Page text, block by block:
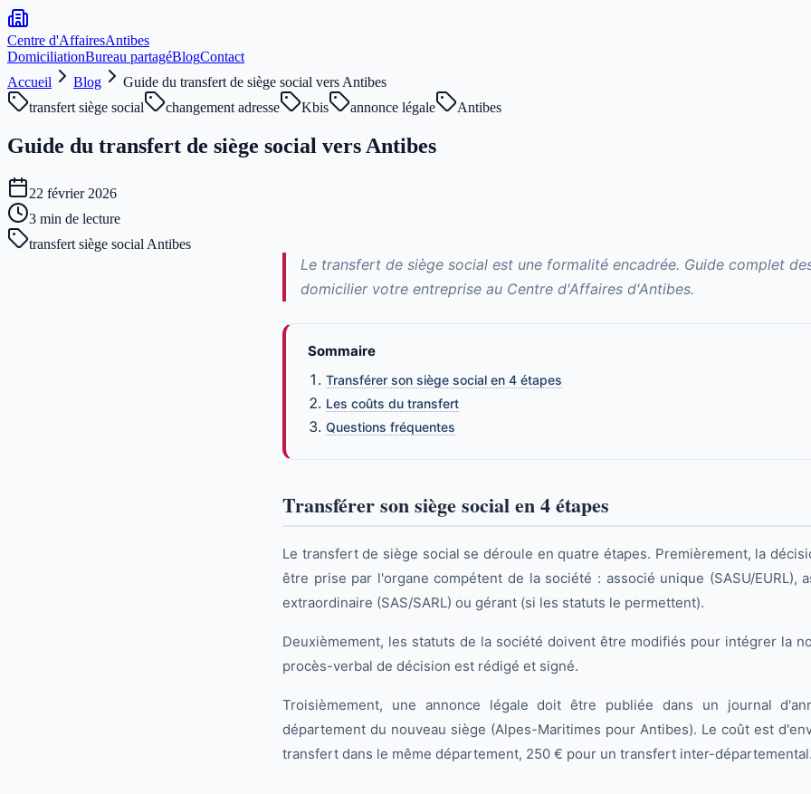
Centre d'AffairesAntibes
DomiciliationBureau partagéBlogContact
Accueil
Blog
Guide du transfert de siège social vers Antibes
transfert siège social
changement adresse Kbis annonce légale Antibes
Guide du transfert de siège social vers Antibes
22 février 2026
3 min de lecture
transfert siège social Antibes
Le transfert de siège social est une formalité encadrée. Guide complet
domicilier votre entreprise au Centre d'Affaires d'Antibes.
Sommaire
Transférer son siège social en 4 étapes
Les coûts du transfert
Questions fréquentes
Transférer son siège social en 4 étapes
Le transfert de siège social se déroule en quatre étapes. Premièrement, la
être prise par l'organe compétent de la société : associé unique (SASU/EURL),
extraordinaire (SAS/SARL) ou gérant (si les statuts le permettent).
Deuxièmement, les statuts de la société doivent être modifiés pour intégrer la
procès-verbal de décision est rédigé et signé.
Troisièmement, une annonce légale doit être publiée dans un journal
département du nouveau siège (Alpes-Maritimes pour Antibes). Le coût est
transfert dans le même département, 250 € pour un transfert inter-